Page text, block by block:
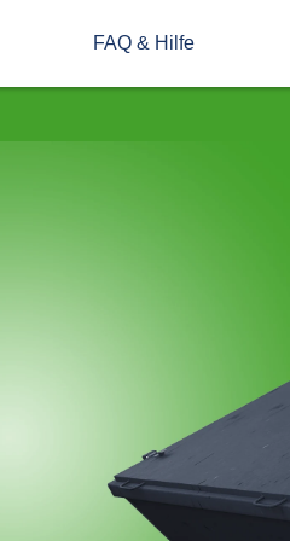
FAQ & Hilfe